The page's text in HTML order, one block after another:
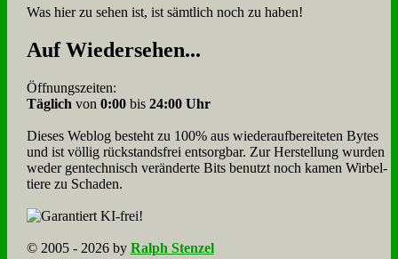
Was hier zu sehen ist, ist sämt­lich noch zu haben!
Auf Wie­der­se­hen...
Öffnungszeiten:
Täglich von 0:00bis 24:00 Uhr
Dieses Weblog besteht zu 100% aus wie­der­auf­bereite­ten Bytes
und ist völlig rück­stands­frei ent­sorg­bar. Zur Herstellung wurden
weder gen­tech­nisch veränderte Bits benutzt noch kamen Wir­bel­
tiere zu Scha­den.
© 2005 - 2026 by Ralph Stenzel